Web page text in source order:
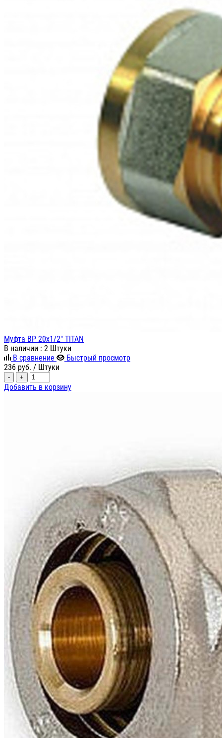
Муфта ВР 20х1/2" TITAN
В наличии : 2 Штуки
В сравнение
Быстрый просмотр
236 руб. / Штуки
- +
Добавить в корзину